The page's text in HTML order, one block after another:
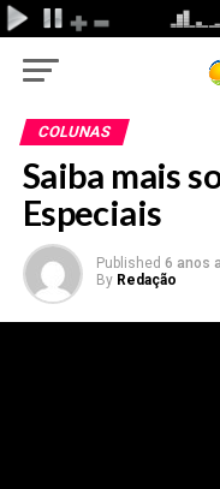
COLUNAS
Saiba mais
Especiais
Published 6 anos
By Redação